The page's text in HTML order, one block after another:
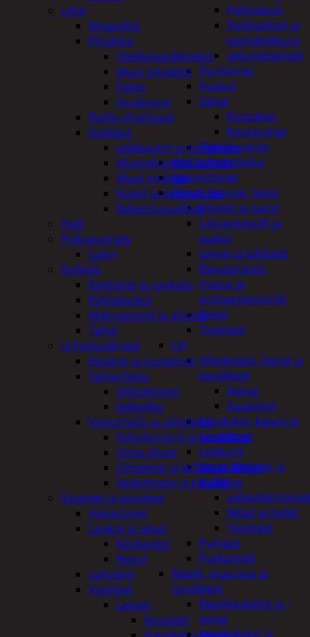
Peltisakset
Pulttisakset ja
voimaleikkurit
vetoniittipihdit
Puristimet
Puukot
Sahat
Puusahat
Rautasahat
Työkalusarjat
Korjaamotyökalut
Lämmittimet
Liimat, massat, teipit
Köydet ja narut
Liimapistoolit ja
puikot
Liimat ja lukitteet
Rasvaprässit,
massa ja
uretaanipistoolit
Teipit
Tiivisteet
LVI
Allaskaapit, hanat ja
tarvikkeet
Hanat
Kaapistot
Hajulukot, kaivot ja
tarvikkeet
Leikkurit
Nipat, liittimet ja
holkit
Nipat ja holkit
Tiivisteet
Pumput
Putkipihdit
Maalit, muuraus ja
tarvikkeet
Maalikaukalot ja -
astiat
Lelut
Ilmapallot
Pihalelut
Hiekkalaatikkolelut
Muut pihalelut
Pallot
Vesipyssyt
Radio-ohjattavat
Sisälelut
Leikkiautot ja työkoneet
Muovailuvahat ja limat
Muut sisälelut
Nuket ja pehmolelut
Rakennuspalikat
Pelit
Polkupyöräily
Lukot
Retkeily
Keittimet ja ruokailu
Kylmälaukut
Makuupussit ja alustat
Teltat
Urheiluvälineet
Kypärät ja suojaimet
Talviurheilu
Hiihtäminen
Jääkiekko
Vesiurheilu ja uimalelut
Kylpytynnyrit ja porealtaat
Uima-altaat
Uimalelut ja kelluntavälineet
Vedenhoito ja tarvikkeet
Vaatteet ja asusteet
Heijastimet
Laukut ja reput
Käsilaukut
Reput
Lukulasit
Vaatteet
Lapset
Asusteet